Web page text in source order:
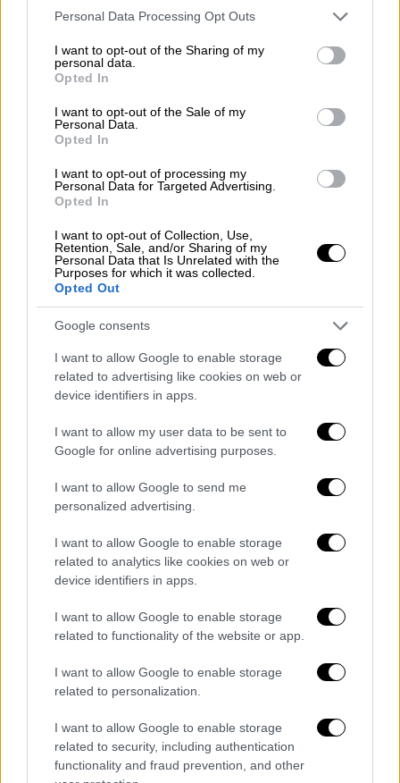
Please note that this website/app uses one or more Google
not limited to your visit or usage behaviour. You may click to
grant or deny consent to Google and its third-party tags to
use your data for below specified purposes in below Google
consent section.
Personal Data Processing Opt Outs
I want to opt-out of the Sharing of my
personal data.
Opted In
I want to opt-out of the Sale of my
Personal Data.
Opted In
I want to opt-out of processing my
Personal Data for Targeted Advertising.
Opted In
I want to opt-out of Collection, Use,
Retention, Sale, and/or Sharing of my
Personal Data that Is Unrelated with the
Purposes for which it was collected.
Opted Out
Google consents
I want to allow Google to enable storage
related to advertising like cookies on web or
device identifiers in apps.
I want to allow my user data to be sent to
Google for online advertising purposes.
I want to allow Google to send me
personalized advertising.
I want to allow Google to enable storage
related to analytics like cookies on web or
device identifiers in apps.
I want to allow Google to enable storage
related to functionality of the website or app.
I want to allow Google to enable storage
related to personalization.
I want to allow Google to enable storage
related to security, including authentication
functionality and fraud prevention, and other
Το κοστούμι ως μέσο κοινωνικής αποδοχής
έχει πεθάνει και αυτό είναι καλό. Η τύχη του
έχει περάσει πια στα χέρια αυτών που το
να το φορέσουν. Εχει πλέον απελευθερωθεί
και γι’ αυτό είμαι αισιόδοξος ότι θα
επιβιώσει.
Είναι η κλασική ένδυση μια βιώσιμη
απάντηση στο πρόβλημα της fast fashion;
Είναι μια από τις λύσεις. Το να δίνεις τα
λεφτά σου στον ράφτη της γειτονιάς για να
σου φτιάξει κάτι από ποιοτικά υλικά το
οποίο θα φορέσεις για χρόνια είναι σίγουρα
μια καλή απάντηση, αλλά δεν πρέπει να τα
περιμένουμε όλα από το κλασικό στιλ. Για να
λυθεί το πρόβλημα της ρύπανσης που
δημιουργεί η fast fashion, θα πρέπει όλοι οι
καταναλωτές, ανεξαρτήτως του στιλ που
τις αγορές μας. Να κάνουμε την έρευνα μας
τόσο για τα υλικά κατασκευής όσο και για
τις μεθόδους παραγωγής που χρησιμοποιεί η
εκάστοτε εταιρεία.
Πότε αρχίσατε να ενδιαφέρεστε για την
κλασική ανδρική ένδυση και την ιστορία της;
Το κλασικό στιλ πάντα με έλκυε. Θυμάμαι
μικρός να βλέπω ταινίες με τους άντρες
παλτό, καμπαρτίνες και καπέλα και να
αναρωτιέμαι μόνος μου τι πήγε λάθος και